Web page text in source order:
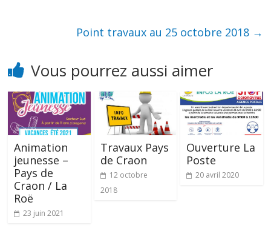
Point travaux au 25 octobre 2018 →
Vous pourrez aussi aimer
Animation
jeunesse –
Pays de
Craon / La
Roë
23 juin 2021
Travaux Pays
de Craon
12 octobre
2018
Ouverture La
Poste
20 avril 2020